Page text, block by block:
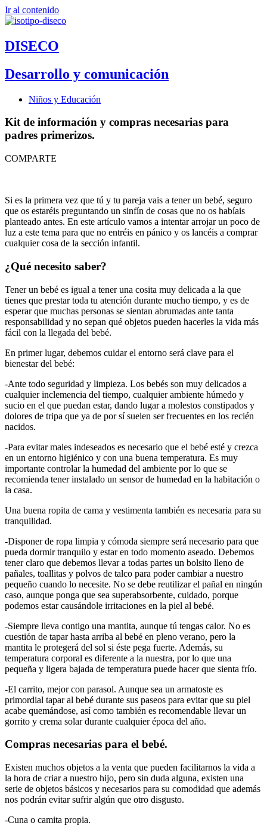
Ir al contenido
DISECO
Desarrollo y comunicación
Niños y Educación
Kit de información y compras necesarias para
padres primerizos.
COMPARTE
Si es la primera vez que tú y tu pareja vais a tener un bebé, seguro
que os estaréis preguntando un sinfín de cosas que no os habíais
planteado antes. En este artículo vamos a intentar arrojar un poco de
luz a este tema para que no entréis en pánico y os lancéis a comprar
cualquier cosa de la sección infantil.
¿Qué necesito saber?
Tener un bebé es igual a tener una cosita muy delicada a la que
tienes que prestar toda tu atención durante mucho tiempo, y es de
esperar que muchas personas se sientan abrumadas ante tanta
responsabilidad y no sepan qué objetos pueden hacerles la vida más
fácil con la llegada del bebé.
En primer lugar, debemos cuidar el entorno será clave para el
bienestar del bebé:
-Ante todo seguridad y limpieza. Los bebés son muy delicados a
cualquier inclemencia del tiempo, cualquier ambiente húmedo y
sucio en el que puedan estar, dando lugar a molestos constipados y
dolores de tripa que ya de por sí suelen ser frecuentes en los recién
nacidos.
-Para evitar males indeseados es necesario que el bebé esté y crezca
en un entorno higiénico y con una buena temperatura. Es muy
importante controlar la humedad del ambiente por lo que se
recomienda tener instalado un sensor de humedad en la habitación o
la casa.
Una buena ropita de cama y vestimenta también es necesaria para su
tranquilidad.
-Disponer de ropa limpia y cómoda siempre será necesario para que
pueda dormir tranquilo y estar en todo momento aseado. Debemos
tener claro que debemos llevar a todas partes un bolsito lleno de
pañales, toallitas y polvos de talco para poder cambiar a nuestro
pequeño cuando lo necesite. No se debe reutilizar el pañal en ningún
caso, aunque ponga que sea superabsorbente, cuidado, porque
podemos estar causándole irritaciones en la piel al bebé.
-Siempre lleva contigo una mantita, aunque tú tengas calor. No es
cuestión de tapar hasta arriba al bebé en pleno verano, pero la
mantita le protegerá del sol si éste pega fuerte. Además, su
temperatura corporal es diferente a la nuestra, por lo que una
pequeña y ligera bajada de temperatura puede hacer que sienta frío.
-El carrito, mejor con parasol. Aunque sea un armatoste es
primordial tapar al bebé durante sus paseos para evitar que su piel
acabe quemándose, así como también es recomendable llevar un
gorrito y crema solar durante cualquier época del año.
Compras necesarias para el bebé.
Existen muchos objetos a la venta que pueden facilitarnos la vida a
la hora de criar a nuestro hijo, pero sin duda alguna, existen una
serie de objetos básicos y necesarios para su comodidad que además
nos podrán evitar sufrir algún que otro disgusto.
-Cuna o camita propia.